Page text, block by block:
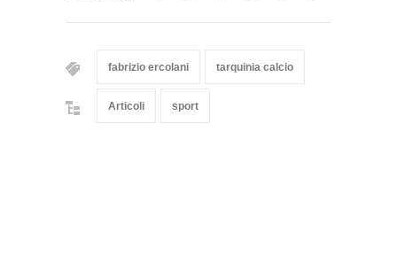
fabrizio ercolani tarquinia calcio
Articoli sport